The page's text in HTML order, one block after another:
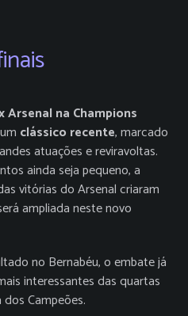
Arsenal na Champions
clássico recente, marcado
atuações e reviravoltas.
ainda seja pequeno, a
vitórias do Arsenal criaram
ampliada neste novo
no Bernabéu, o embate já
interessantes das quartas
Campeões.